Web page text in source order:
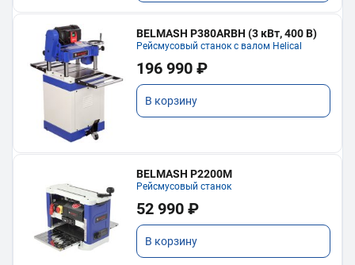
BELMASH P380ARBH (3 кВт, 400 В)
Рейсмусовый станок с валом Helical
196 990 ₽
В корзину
BELMASH P2200M
Рейсмусовый станок
52 990 ₽
В корзину